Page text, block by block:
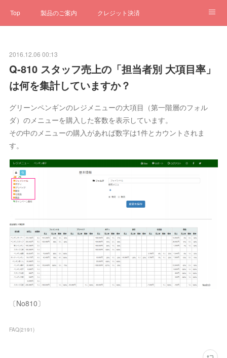
Top 製品のご案内 クレジット決済
ステータス お問合せ
2016.12.06 00:13
Q-810 スタッフ売上の「担当者別 大項目率」
は何を集計していますか？
グリーンペンギンのレジメニューの大項目（第一階層のフォル
ダ）のメニューを購入した客数を表示しています。
その中のメニューの購入があれば数字は1件とカウントされま
す。
〔No810〕
FAQ(2191)